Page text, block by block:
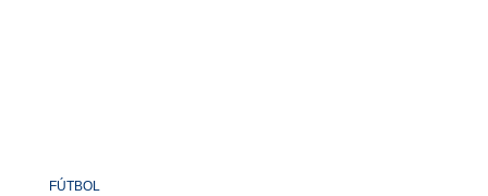
FÚTBOL